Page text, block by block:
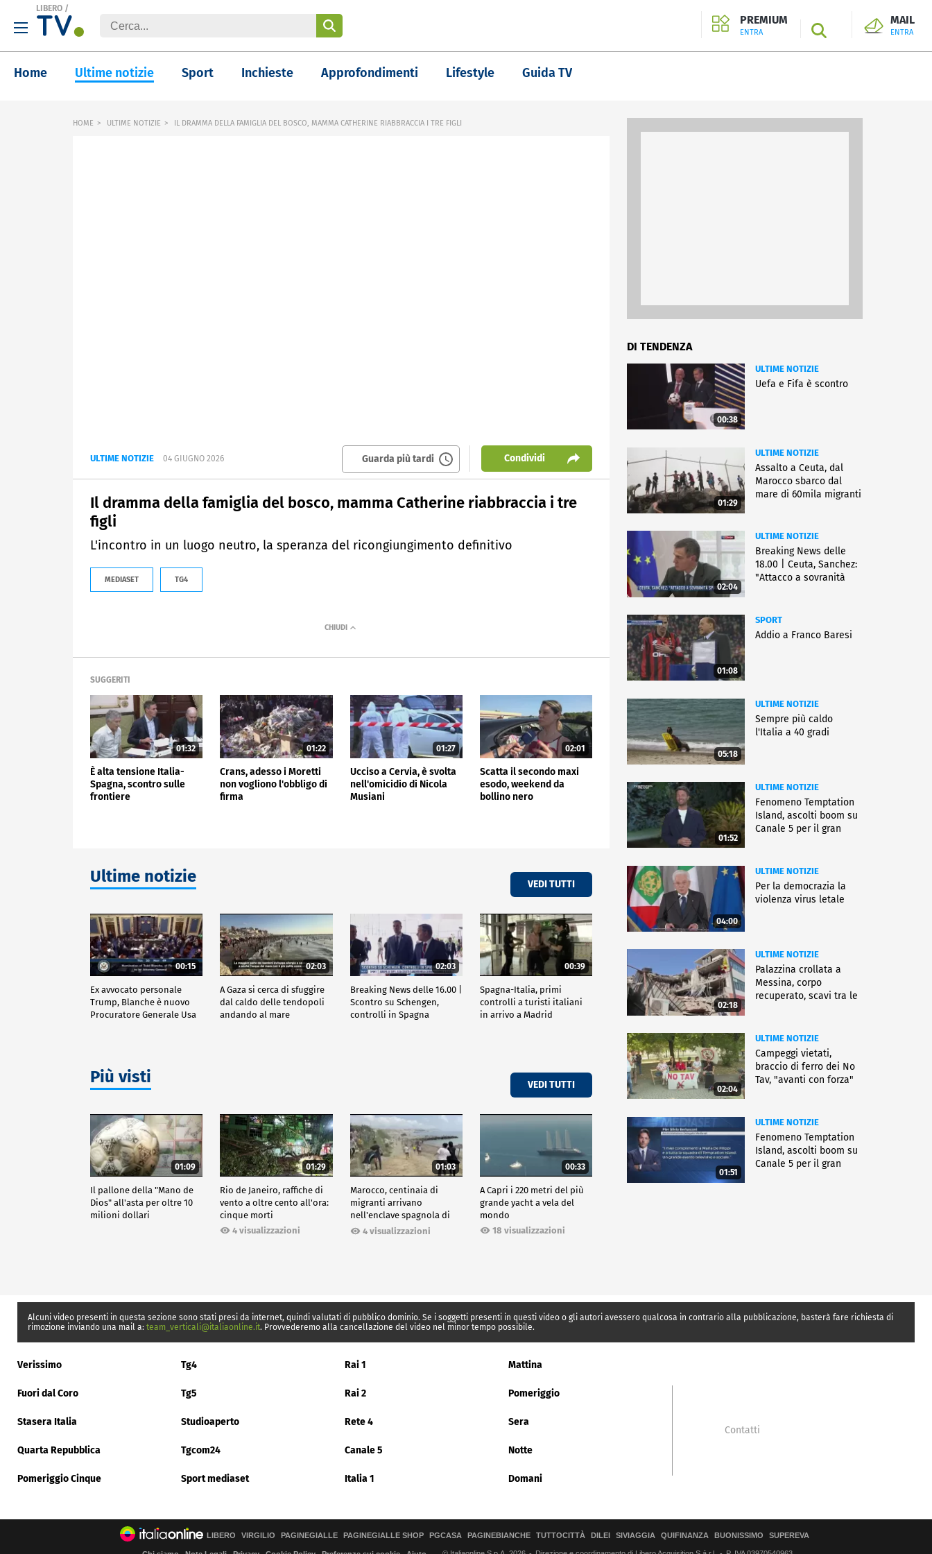
LIBERO /
PREMIUM
ENTRA SEARCH
MAIL
ENTRA
Home Ultime notizie Sport Inchieste Approfondimenti Lifestyle Guida TV
HOME ULTIME NOTIZIE IL DRAMMA DELLA FAMIGLIA DEL BOSCO, MAMMA CATHERINE RIABBRACCIA I TRE FIGLI
ULTIME NOTIZIE 04 GIUGNO 2026 Guarda più tardi Condividi
Il dramma della famiglia del bosco, mamma Catherine riabbraccia i tre
figli
L'incontro in un luogo neutro, la speranza del ricongiungimento definitivo
MEDIASET TG4
SUGGERITI
01:32
È alta tensione Italia-
Spagna, scontro sulle
frontiere
01:22
Crans, adesso i Moretti
non vogliono l'obbligo di
firma
01:27
Ucciso a Cervia, è svolta
nell'omicidio di Nicola
Musiani
02:01
Scatta il secondo maxi
esodo, weekend da
bollino nero
Ultime notizie VEDI TUTTI
00:15
Ex avvocato personale
Trump, Blanche è nuovo
Procuratore Generale Usa
02:03
A Gaza si cerca di sfuggire
dal caldo delle tendopoli
andando al mare
02:03
Breaking News delle 16.00 |
Scontro su Schengen,
controlli in Spagna
00:39
Spagna-Italia, primi
controlli a turisti italiani
in arrivo a Madrid
Più visti VEDI TUTTI
01:09
Il pallone della "Mano de
Dios" all'asta per oltre 10
milioni dollari
01:29
Rio de Janeiro, raffiche di
vento a oltre cento all'ora:
cinque morti
4 visualizzazioni
01:03
Marocco, centinaia di
migranti arrivano
nell'enclave spagnola di
Ceuta4 visualizzazioni
00:33
A Capri i 220 metri del più
grande yacht a vela del
mondo
18 visualizzazioni
DI TENDENZA
00:38
ULTIME NOTIZIE
Uefa e Fifa è scontro
01:29
ULTIME NOTIZIE
Assalto a Ceuta, dal
Marocco sbarco dal
mare di 60mila migranti
02:04
ULTIME NOTIZIE
Breaking News delle
18.00 | Ceuta, Sanchez:
"Attacco a sovranità
01:08
SPORT
Addio a Franco Baresi
05:18
ULTIME NOTIZIE
Sempre più caldo
l'Italia a 40 gradi
01:52
ULTIME NOTIZIE
Fenomeno Temptation
Island, ascolti boom su
Canale 5 per il gran
04:00
ULTIME NOTIZIE
Per la democrazia la
violenza virus letale
02:18
ULTIME NOTIZIE
Palazzina crollata a
Messina, corpo
recuperato, scavi tra le
02:04
ULTIME NOTIZIE
Campeggi vietati,
braccio di ferro dei No
Tav, "avanti con forza"
01:51
ULTIME NOTIZIE
Fenomeno Temptation
Island, ascolti boom su
Canale 5 per il gran
Alcuni video presenti in questa sezione sono stati presi da internet, quindi valutati di pubblico dominio. Se i soggetti presenti in questi video o gli autori avessero qualcosa in contrario alla pubblicazione, basterà fare richiesta di
rimozione inviando una mail a: team_verticali@italiaonline.it. Provvederemo alla cancellazione del video nel minor tempo possibile.
Verissimo Tg4 Rai 1 Mattina
Fuori dal Coro Tg5 Rai 2 Pomeriggio
Stasera Italia Studioaperto Rete 4 Sera
Quarta Repubblica Tgcom24 Canale 5 Notte
Pomeriggio Cinque Sport mediaset Italia 1 Domani
Contatti
LIBERO VIRGILIO PAGINEGIALLE PAGINEGIALLE SHOP PGCASA PAGINEBIANCHE TUTTOCITTÀ DILEI SIVIAGGIA QUIFINANZA BUONISSIMO SUPEREVA